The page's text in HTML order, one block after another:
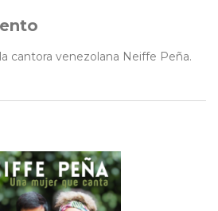
cantora venezolana Neiffe Peña.